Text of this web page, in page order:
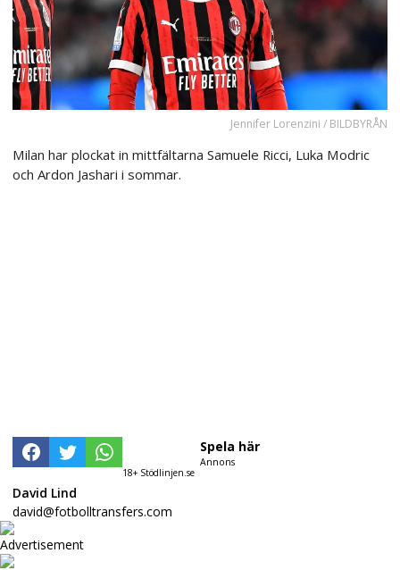
Jennifer Lorenzini / BILDBYRÅN
Milan har plockat in mittfältarna Samuele Ricci, Luka Modric
och Ardon Jashari i sommar.
18+ Stödlinjen.se
Spela här
Annons
David Lind
david@fotbolltransfers.com